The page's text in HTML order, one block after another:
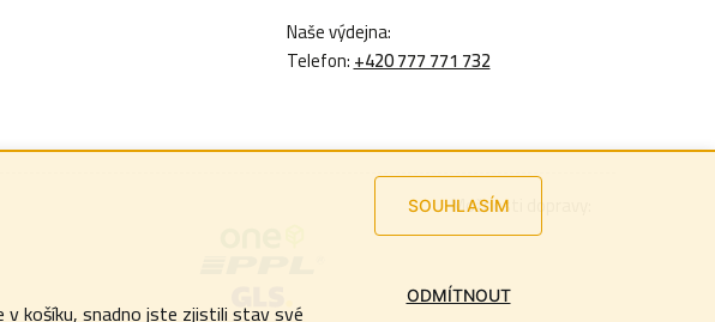
košíku, snadno jste zjistili stav své
SOUHLASÍM
ODMÍTNOUT
Naše výdejna:
Telefon:+420 777 771 732
Možnosti dopravy: